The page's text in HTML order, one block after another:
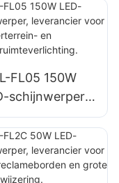
FL05 150W
schijnwerper,
voor
en